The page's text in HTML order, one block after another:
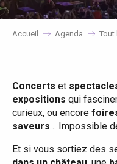
Accueil Agenda Tout
Concerts et
expositions qui
curieux, ou encore
saveurs… Impossible
Et si vous sortiez des